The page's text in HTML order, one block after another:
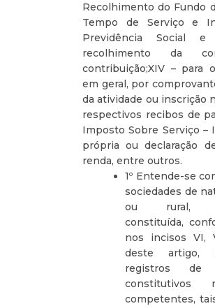
Recolhimento do Fundo
Tempo de Serviço e
Previdência Social
recolhimento da
contribuição;XIV – para
em geral, por
da atividade ou inscrição
respectivos recibos de
Imposto Sobre Serviço –
própria ou declaração
renda, entre outros.
1º Entende-se
sociedades de
ou rural,
constituída,
nos incisos VI,
deste artigo,
registros de
constitutivos
competentes,